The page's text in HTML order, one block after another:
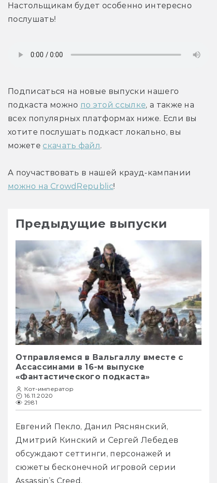
Настольщикам будет особенно интересно
послушать!
Подписаться на новые выпуски нашего
подкаста можно по этой ссылке, а также на
всех популярных платформах ниже. Если вы
хотите послушать подкаст локально, вы
можете скачать файл.
можно на CrowdRepublic!
Предыдущие выпуски
Отправляемся в Вальгаллу вместе с
Ассассинами в 16-м выпуске
«Фантастического подкаста»
Кот-император
16.11.2020
2981
Евгений Пекло, Данил Ряснянский,
Дмитрий Кинский и Сергей Лебедев
обсуждают сеттинги, персонажей и
сюжеты бесконечной игровой серии
Assassin’s Creed.